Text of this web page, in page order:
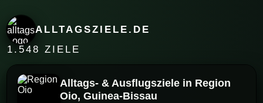
ALLTAGSZIELE.DE
1.548 ZIELE
Alltags- & Ausflugsziele in Region
Oio, Guinea-Bissau